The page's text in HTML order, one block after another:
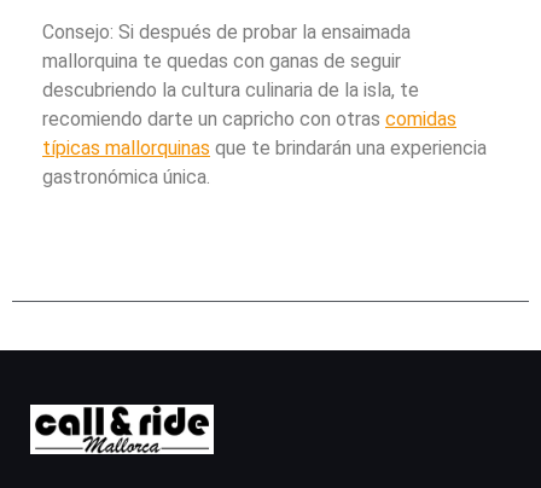
Consejo: Si después de probar la ensaimada
mallorquina te quedas con ganas de seguir
descubriendo la cultura culinaria de la isla, te
recomiendo darte un capricho con otras comidas
típicas mallorquinas que te brindarán una experiencia
gastronómica única.